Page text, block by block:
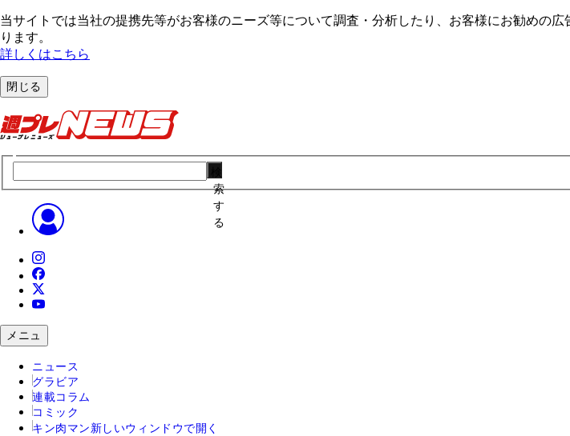
当サイトでは当社の提携先等がお客様のニーズ等について調査・分析したり、お客様にお勧めの
ります。
詳しくはこちら
閉じる
索
す
る
メニュ
ニュース
グラビア
連載コラム
コミック
キン肉マン 新しいウィンドウで開く